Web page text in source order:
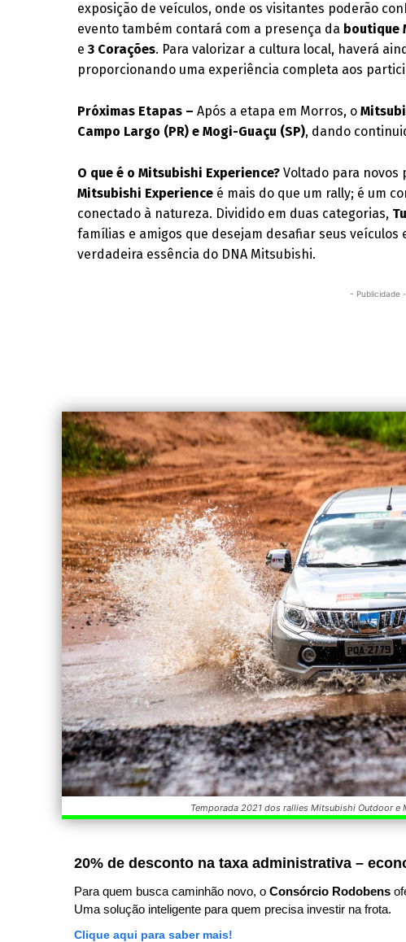
exposição de veículos, onde os visitantes poderão
evento também contará com a presença da boutique
e3 Corações. Para valorizar a cultura local, haverá
proporcionando uma experiência completa aos
Próximas Etapas –Após a etapa em Morros, o
Campo Largo (PR) e Mogi-Guaçu (SP), dando
O que é o Mitsubishi Experience? Voltado para novos
Mitsubishi Experience é mais do que um rally; é um
conectado à natureza. Dividido em duas categorias,
famílias e amigos que desejam desafiar seus
verdadeira essência do DNA Mitsubishi.
- Publicidade -
Temporada 2021 dos rallies Mitsubishi Outdoor
20% de desconto na taxa administrativa –
Para quem busca caminhão novo, o Consórcio Rodobens
Uma solução inteligente para quem precisa investir na frota.
Clique aqui para saber mais!